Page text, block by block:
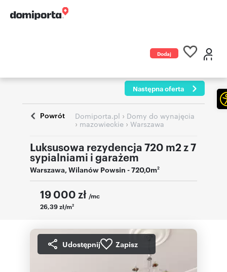
Dodaj
Następna oferta
Powrót Domiporta.pl › Domy do wynajęcia
› mazowieckie › Warszawa
Luksusowa rezydencja 720 m2 z 7
sypialniami i garażem
Warszawa,Wilanów Powsin - 720,0m2
19 000 zł /mc
26,39 zł/m2
Udostępnij Zapisz